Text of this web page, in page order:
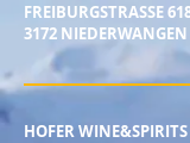
FREIBURGSTRASSE
3172 NIEDERWANGEN
HOFER WINE&SPIRITS